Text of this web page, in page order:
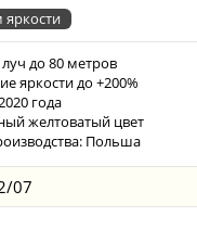
до 80 метров
яркости до +200%
года
желтоватый цвет
Польша
07